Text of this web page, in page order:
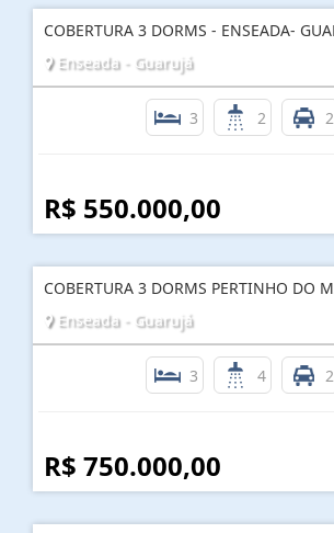
COBERTURA 3 DORMS - ENSEADA-
Enseada - Guarujá
3 2 2
R$ 550.000,00
COBERTURA 3 DORMS PERTINHO DO
Enseada - Guarujá
3 4 2
R$ 750.000,00